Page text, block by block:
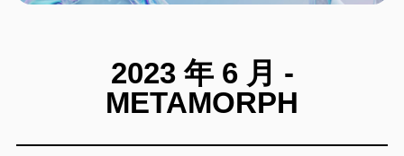
2023 年 6 月 -
METAMORPH